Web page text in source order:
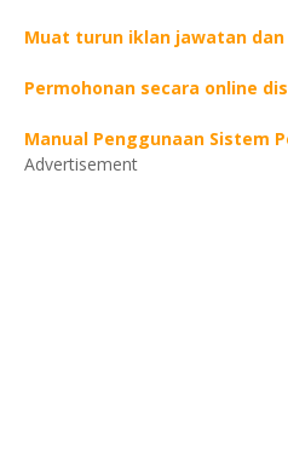
Muat turun iklan jawatan
Permohonan secara online
Manual Penggunaan Sistem
Advertisement